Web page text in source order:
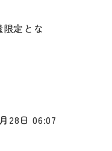
定とな
28日 06:07